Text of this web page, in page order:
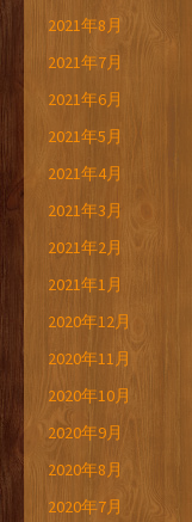
2021年8月
2021年7月
2021年6月
2021年5月
2021年4月
2021年3月
2021年2月
2021年1月
2020年12月
2020年11月
2020年10月
2020年9月
2020年8月
2020年7月